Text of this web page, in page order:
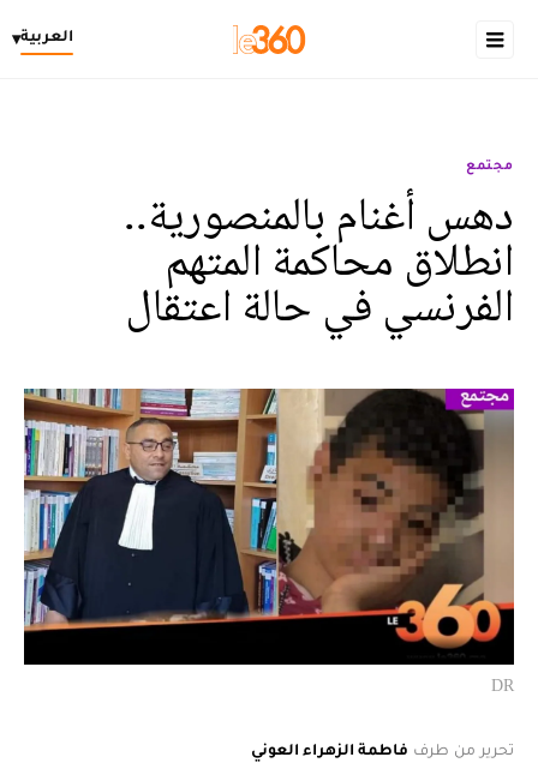
العربية▾
مجتمع
دهس أغنام بالمنصورية..
انطلاق محاكمة المتهم
الفرنسي في حالة اعتقال
DR
تحرير من طرف فاطمة الزهراء العوني